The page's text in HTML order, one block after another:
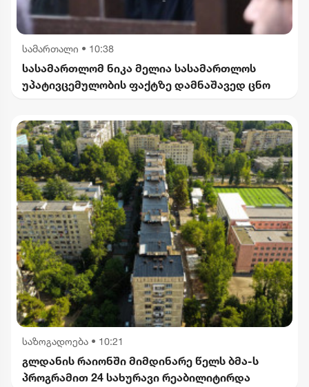
სამართალი • 10:38
სასამართლომ ნიკა მელია სასამართლოს
უპატივცემულობის ფაქტზე დამნაშავედ ცნო
საზოგადოება • 10:21
გლდანის რაიონში მიმდინარე წელს ბმა-ს
პროგრამით 24 სახურავი რეაბილიტირდა